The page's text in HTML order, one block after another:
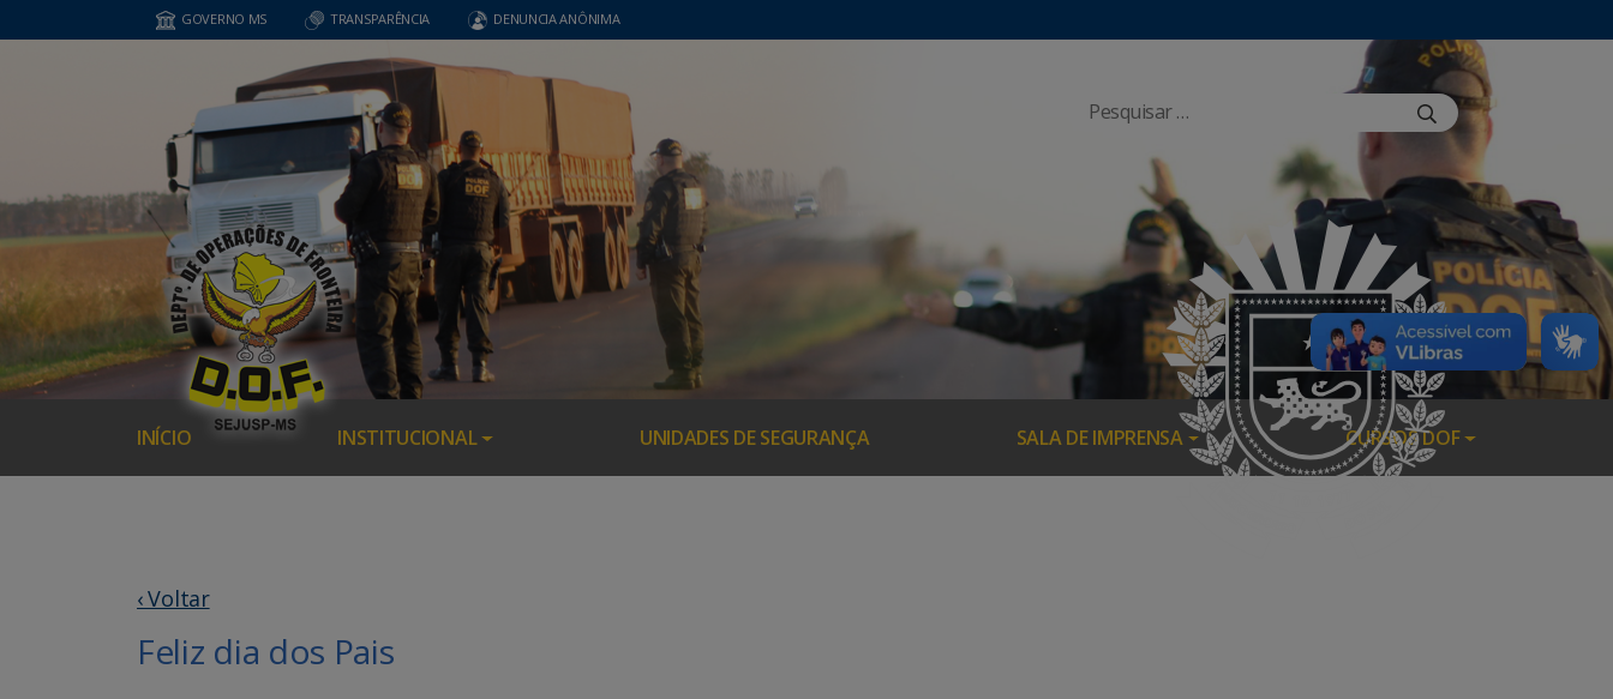
GOVERNO MS TRANSPARÊNCIA DENUNCIA ANÔNIMA
INÍCIO INSTITUCIONAL UNIDADES DE SEGURANÇA SALA DE IMPRENSA CURSOS DOF
‹ Voltar
Feliz dia dos Pais